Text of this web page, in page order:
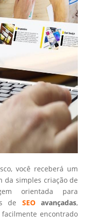
você receberá um
da simples criação de
orientada para
de SEOavançadas,
encontrado